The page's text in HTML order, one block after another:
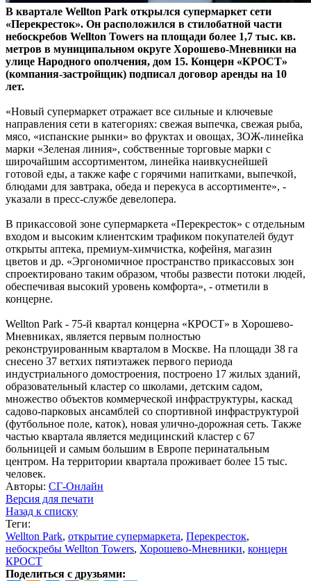
В квартале Wellton Park открылся супермаркет сети
«Перекресток». Он расположился в стилобатной части
небоскребов Wellton Towers на площади более 1,7 тыс. кв.
метров в муниципальном округе Хорошево-Мневники на
улице Народного ополчения, дом 15. Концерн «КРОСТ»
(компания-застройщик) подписал договор аренды на 10
лет.
«Новый супермаркет отражает все сильные и ключевые
направления сети в категориях: свежая выпечка, свежая рыба,
мясо, «испанские рынки» во фруктах и овощах, ЗОЖ-линейка
марки «Зеленая линия», собственные торговые марки с
широчайшим ассортиментом, линейка наивкуснейшей
готовой еды, а также кафе с горячими напитками, выпечкой,
блюдами для завтрака, обеда и перекуса в ассортименте», -
указали в пресс-службе девелопера.
В прикассовой зоне супермаркета «Перекресток» с отдельным
входом и высоким клиентским трафиком покупателей будут
открыты аптека, премиум-химчистка, кофейня, магазин
цветов и др. «Эргономичное пространство прикассовых зон
спроектировано таким образом, чтобы развести потоки людей,
обеспечивая высокий уровень комфорта», - отметили в
концерне.
Wellton Park - 75-й квартал концерна «КРОСТ» в Хорошево-
Мневниках, является первым полностью
реконструированным кварталом в Москве. На площади 38 га
снесено 37 ветхих пятиэтажек первого периода
индустриального домостроения, построено 17 жилых зданий,
образовательный кластер со школами, детским садом,
множество объектов коммерческой инфраструктуры, каскад
садово-парковых ансамблей со спортивной инфраструктурой
(футбольное поле, каток), новая улично-дорожная сеть. Также
частью квартала является медицинский кластер с 67
больницей и самым большим в Европе перинатальным
центром. На территории квартала проживает более 15 тыс.
человек.
Авторы: СГ-Онлайн
Версия для печати
Назад к списку
Теги:
Wellton Park, открытие супермаркета, Перекресток,
небоскребы Wellton Towers, Хорошево-Мневники, концерн
КРОСТ
Поделиться с друзьями: